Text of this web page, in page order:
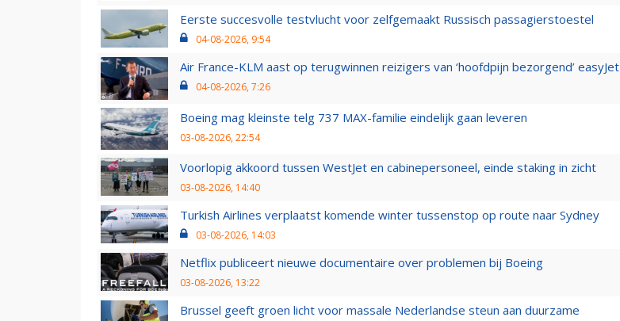
Eerste succesvolle testvlucht voor zelfgemaakt Russisch passagierstoestel
04-08-2026, 9:54
Air France-KLM aast op terugwinnen reizigers van ‘hoofdpijn bezorgend’ easyJet
04-08-2026, 7:26
Boeing mag kleinste telg 737 MAX-familie eindelijk gaan leveren
03-08-2026, 22:54
Voorlopig akkoord tussen WestJet en cabinepersoneel, einde staking in zicht
03-08-2026, 14:40
Turkish Airlines verplaatst komende winter tussenstop op route naar Sydney
03-08-2026, 14:03
Netflix publiceert nieuwe documentaire over problemen bij Boeing
03-08-2026, 13:22
Brussel geeft groen licht voor massale Nederlandse steun aan duurzame